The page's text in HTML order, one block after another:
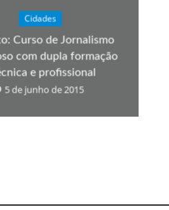
Cidades
Curso de Jornalismo
com dupla formação
e profissional
5 de junho de 2015